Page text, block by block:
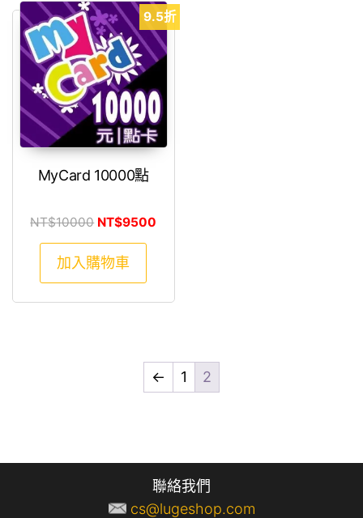
9.5折
MyCard 10000點
NT$10000 原始價格：NT$10000。
NT$9500
加入購物車
← 1 2
聯絡我們
cs@lugeshop.com